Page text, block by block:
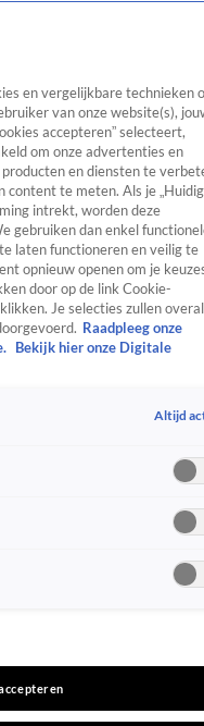
TV Algemeen
Tip
RealityCrimeVideo's
de
en vergelijkbare technieken
van onze website(s),
accepteren” selecteert,
om onze advertenties en
en diensten te
te meten. Als je
intrekt, worden deze
gebruiken dan enkel
laten functioneren en veilig te
opnieuw openen om je
door op de link Cookie-
Je selecties zullen overal
Raadpleeg onze
Bekijk hier onze Digitale
Altijd